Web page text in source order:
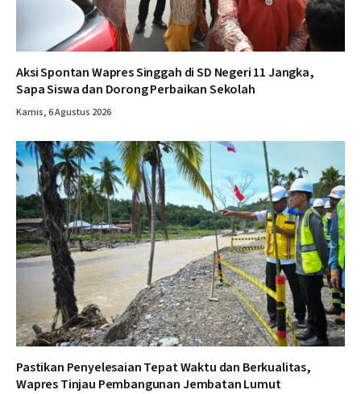
Aksi Spontan Wapres Singgah di SD Negeri 11 Jangka,
Sapa Siswa dan Dorong Perbaikan Sekolah
Kamis, 6 Agustus 2026
Pastikan Penyelesaian Tepat Waktu dan Berkualitas,
Wapres Tinjau Pembangunan Jembatan Lumut